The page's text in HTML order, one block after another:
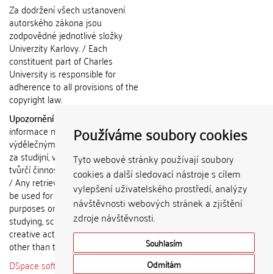
Používáme soubory cookies
Tyto webové stránky používají soubory
cookies a další sledovací nástroje s cílem
vylepšení uživatelského prostředí, analýzy
návštěvnosti webových stránek a zjištění
zdroje návštěvnosti.
Souhlasím
Odmítám
Za dodržení všech ustanovení
autorského zákona jsou
zodpovědné jednotlivé složky
Univerzity Karlovy. / Each
constituent part of Charles
University is responsible for
adherence to all provisions of the
copyright law.
Upozornění / Notice:
informace nemohou být použity k
výdělečným účelům nebo vydávány
za studijní, vědeckou nebo jinou
tvůrčí činnost jiné osoby než autora.
/ Any retrieved information shall not
be used for any commercial
purposes or claimed as results of
studying, scientific or any other
creative activities of any person
other than the author.
DSpace software
copyright © 2002-